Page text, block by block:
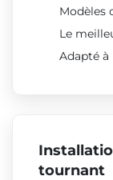
Modèles
Le
Adapté
tournant